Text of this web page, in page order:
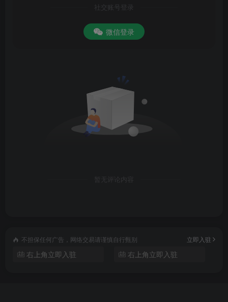
社交账号登录
微信登录
暂无评论内容
不担保任何广告，网络交易请谨慎自行甄别 立即入驻
右上角立即入驻 右上角立即入驻